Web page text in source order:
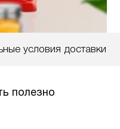
условия доставки
полезно